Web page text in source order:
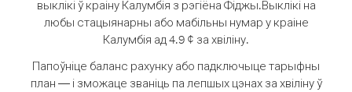
выклікі ў краіну Калумбія з рэгіёна Фіджы.Выклікі на
любы стацыянарны або мабільны нумар у краіне
Калумбія ад 4.9 ¢ за хвіліну.
Папоўніце баланс рахунку або падключыце тарыфны
план — і зможаце званіць па лепшых цэнах за хвіліну ў